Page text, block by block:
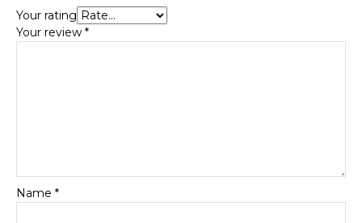
Your rating
Your review *
Name *